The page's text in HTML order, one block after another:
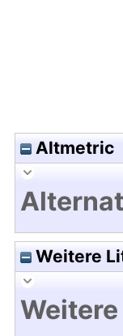
Altmetric
Weitere